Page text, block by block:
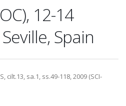
12-14
Spain
cilt.13, sa.1, ss.49-118, 2009 (SCI-